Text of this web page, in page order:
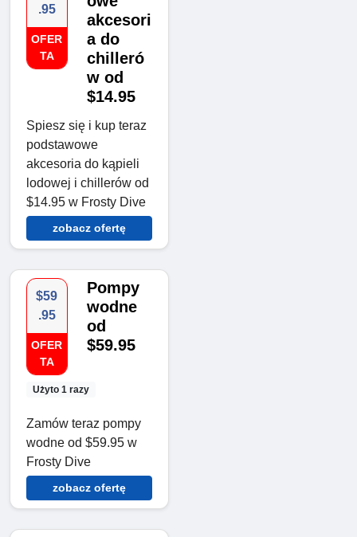
.95
OFER
TA
akcesori
a do
chilleró
w od
$14.95
Spiesz się i kup teraz
podstawowe
akcesoria do kąpieli
lodowej i chillerów od
$14.95 w Frosty Dive
zobacz ofertę
$59
.95
OFER
TA
Użyto 1 razy
Pompy
wodne
od
$59.95
Zamów teraz pompy
wodne od $59.95 w
Frosty Dive
zobacz ofertę